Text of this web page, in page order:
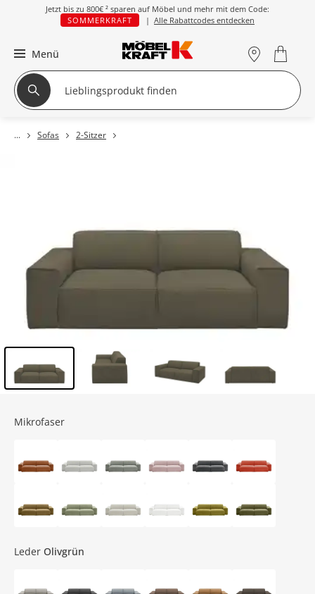
Jetzt bis zu 800€ ² sparen auf Möbel und mehr mit dem Code:
SOMMERKRAFT
| Alle Rabattcodes entdecken
Menü
Sofas 2-Sitzer
Mikrofaser
Leder Olivgrün